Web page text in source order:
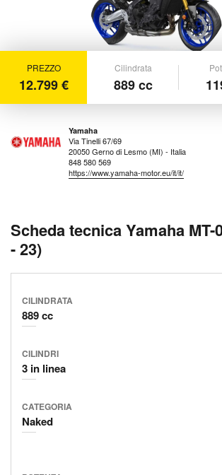
PREZZO
12.799 €
Cilindrata
889 cc
Yamaha
Via Tinelli 67/69
20050 Gerno di Lesmo (MI) - Italia
848 580 569
https://www.yamaha-motor.eu/it/it/
Scheda tecnica Yamaha MT-
- 23)
CILINDRATA
889 cc
CILINDRI
3 in linea
CATEGORIA
Naked